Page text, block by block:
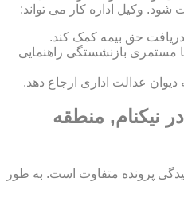
شود. وکیل اداره کار می تواند:
حق بیمه کمک کند.
مستمری بازنشستگی راهنمایی
دیوان عدالت اداری ارجاع دهد.
نیکنام, منطقه
پرونده متفاوت است. به طور